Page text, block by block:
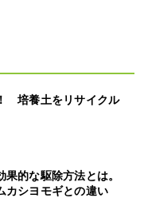
培養土をリサイクル
的な駆除方法とは。
カシヨモギとの違い